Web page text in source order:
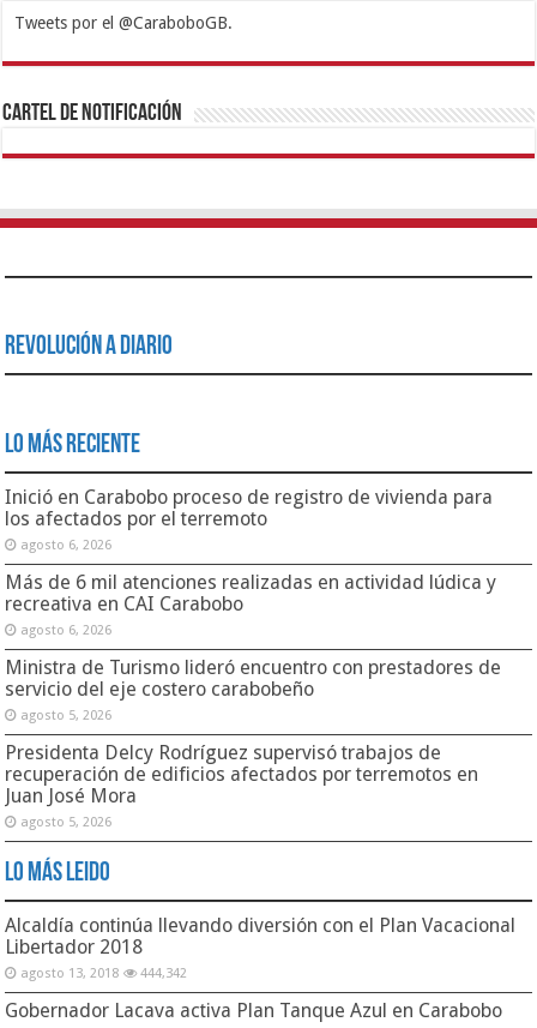
Tweets por el @CaraboboGB.
1xbetBetturkeyBetistKralbetSupertotobetTipobetMatadorbetMariobet
https://mvbcasino.com/
Cartel de Notificación
Revolución a Diario
Lo Más Reciente
Inició en Carabobo proceso de registro de vivienda para
los afectados por el terremoto
agosto 6, 2026
Más de 6 mil atenciones realizadas en actividad lúdica y
recreativa en CAI Carabobo
agosto 6, 2026
Ministra de Turismo lideró encuentro con prestadores de
servicio del eje costero carabobeño
agosto 5, 2026
Presidenta Delcy Rodríguez supervisó trabajos de
recuperación de edificios afectados por terremotos en
Juan José Mora
agosto 5, 2026
Lo Más Leido
Alcaldía continúa llevando diversión con el Plan Vacacional
Libertador 2018
agosto 13, 2018 444,342
Gobernador Lacava activa Plan Tanque Azul en Carabobo